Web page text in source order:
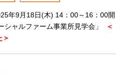
年9月18日(木) 14：00～16：00開
シャルファーム事業所見学会」
＜